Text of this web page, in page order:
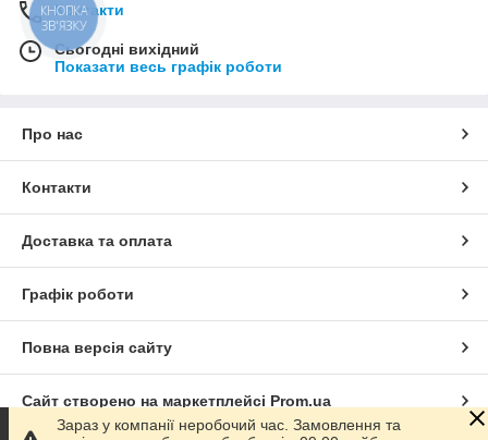
Контакти
Сьогодні вихідний
Показати весь графік роботи
Про нас
Контакти
Доставка та оплата
Графік роботи
Повна версія сайту
Сайт створено на маркетплейсі Prom.ua
Зараз у компанії неробочий час. Замовлення та